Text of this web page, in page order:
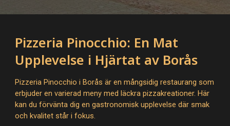
Pizzeria Pinocchio: En Mat
Upplevelse i Hjärtat av Borås
Pizzeria Pinocchio i Borås är en mångsidig restaurang som
erbjuder en varierad meny med läckra pizzakreationer. Här
kan du förvänta dig en gastronomisk upplevelse där smak
och kvalitet står i fokus.